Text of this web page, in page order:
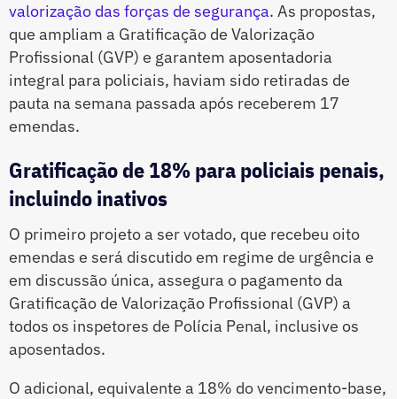
valorização das forças de segurança. As propostas,
que ampliam a Gratificação de Valorização
Profissional (GVP) e garantem aposentadoria
integral para policiais, haviam sido retiradas de
pauta na semana passada após receberem 17
emendas.
Gratificação de 18% para policiais penais,
incluindo inativos
O primeiro projeto a ser votado, que recebeu oito
emendas e será discutido em regime de urgência e
em discussão única, assegura o pagamento da
Gratificação de Valorização Profissional (GVP) a
todos os inspetores de Polícia Penal, inclusive os
aposentados.
O adicional, equivalente a 18% do vencimento-base,